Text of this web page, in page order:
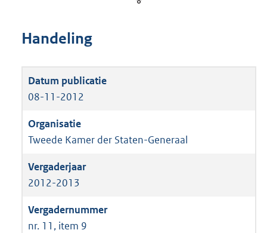
Handeling
08-11-2012
Tweede Kamer der Staten-Generaal
2012-2013
nr. 11, item 9